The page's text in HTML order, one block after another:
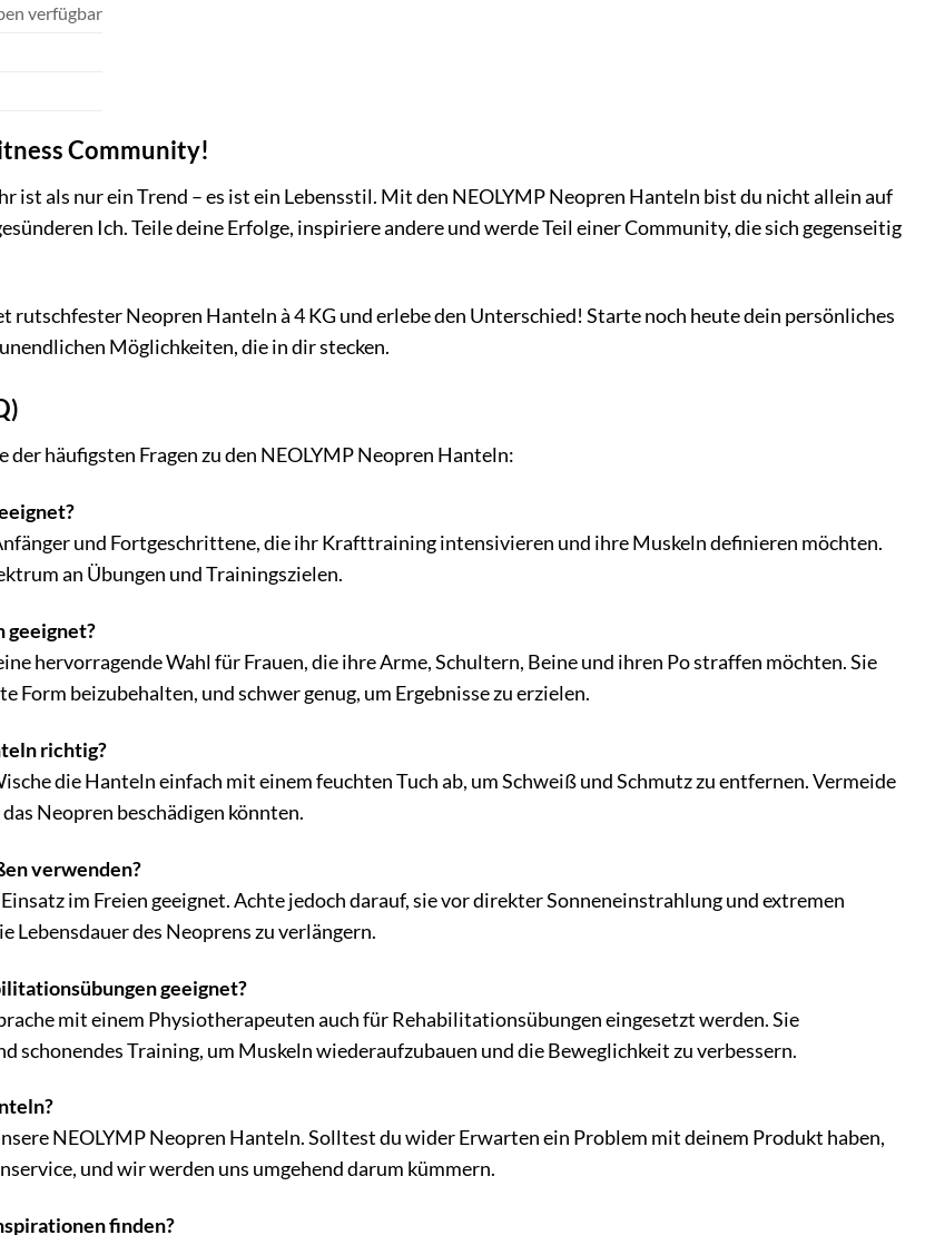
verfügbar
Community!
ist als nur ein Trend – es ist ein Lebensstil. Mit den NEOLYMP Neopren Hanteln bist du nicht allein auf
Ich. Teile deine Erfolge, inspiriere andere und werde Teil einer Community, die sich gegenseitig
rutschfester Neopren Hanteln à 4 KG und erlebe den Unterschied! Starte noch heute dein persönliches
Möglichkeiten, die in dir stecken.
häufigsten Fragen zu den NEOLYMP Neopren Hanteln:
und Fortgeschrittene, die ihr Krafttraining intensivieren und ihre Muskeln definieren möchten.
an Übungen und Trainingszielen.
geeignet?
hervorragende Wahl für Frauen, die ihre Arme, Schultern, Beine und ihren Po straffen möchten. Sie
Form beizubehalten, und schwer genug, um Ergebnisse zu erzielen.
richtig?
die Hanteln einfach mit einem feuchten Tuch ab, um Schweiß und Schmutz zu entfernen. Vermeide
Neopren beschädigen könnten.
verwenden?
im Freien geeignet. Achte jedoch darauf, sie vor direkter Sonneneinstrahlung und extremen
Lebensdauer des Neoprens zu verlängern.
geeignet?
mit einem Physiotherapeuten auch für Rehabilitationsübungen eingesetzt werden. Sie
schonendes Training, um Muskeln wiederaufzubauen und die Beweglichkeit zu verbessern.
NEOLYMP Neopren Hanteln. Solltest du wider Erwarten ein Problem mit deinem Produkt haben,
und wir werden uns umgehend darum kümmern.
finden?